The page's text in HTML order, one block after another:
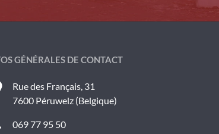
GÉNÉRALES DE CONTACT
Rue des Français, 31
7600 Péruwelz (Belgique)
069 77 95 50